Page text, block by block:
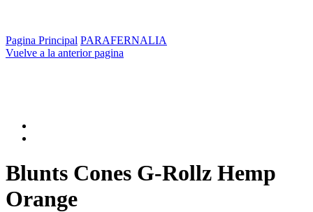
Pagina Principal PARAFERNALIA
Vuelve a la anterior pagina
Blunts Cones G-Rollz Hemp
Orange